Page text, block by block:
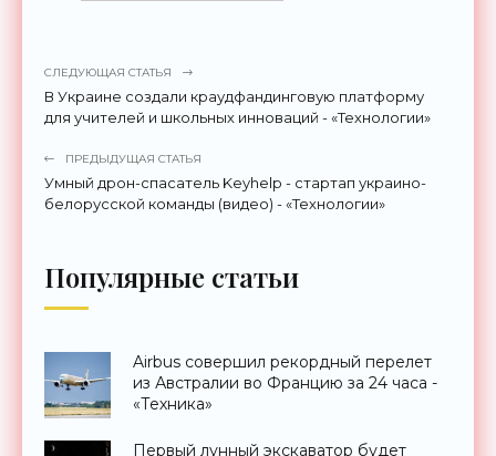
СЛЕДУЮЩАЯ СТАТЬЯ
В Украине создали краудфандинговую платформу
для учителей и школьных инноваций - «Технологии»
ПРЕДЫДУЩАЯ СТАТЬЯ
Умный дрон-спасатель Keyhelp - стартап украино-
белорусской команды (видео) - «Технологии»
Популярные статьи
Airbus совершил рекордный перелет
из Австралии во Францию за 24 часа -
«Техника»
Первый лунный экскаватор будет